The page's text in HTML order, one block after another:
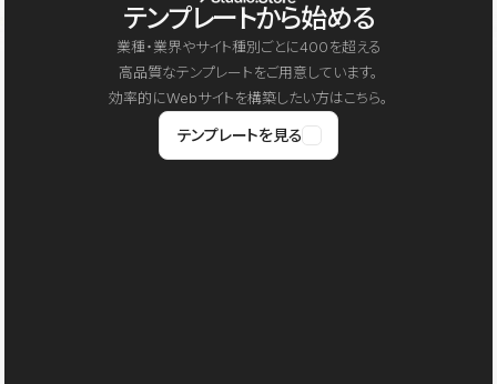
テンプレートから始める
業種・業界やサイト種別ごとに400を超える
高品質なテンプレートをご用意しています。
効率的にWebサイトを構築したい方はこちら。
テンプレートを見る